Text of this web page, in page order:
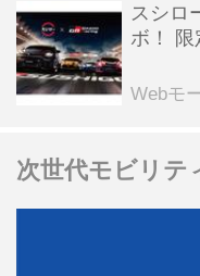
スシロ
ボ！ 限
る抽選
Webモ
次世代モビリテ